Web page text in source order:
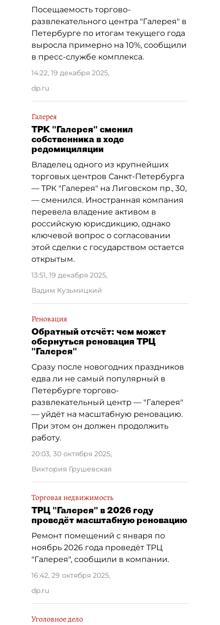
Посещаемость торгово-
развлекательного центра "Галерея" в
Петербурге по итогам текущего года
выросла примерно на 10%, сообщили
в пресс-службе комплекса.
14:22, 19 декабря 2025,
dp.ru
Галерея
ТРК "Галерея" сменил
собственника в ходе
редомициляции
Владелец одного из крупнейших
торговых центров Санкт-Петербурга
— ТРК "Галерея" на Лиговском пр., 30,
— сменился. Иностранная компания
перевела владение активом в
российскую юрисдикцию, однако
ключевой вопрос о согласовании
этой сделки с государством остается
открытым.
13:51, 19 декабря 2025,
Вадим Кузьмицкий
Реновация
Обратный отсчёт: чем может
обернуться реновация ТРЦ
"Галерея"
Сразу после новогодних праздников
едва ли не самый популярный в
Петербурге торгово-
развлекательный центр — "Галерея"
— уйдёт на масштабную реновацию.
При этом он должен продолжить
работу.
20:03, 30 октября 2025,
Виктория Грушевская
Торговая недвижимость
ТРЦ "Галерея" в 2026 году
проведёт масштабную реновацию
Ремонт помещений с января по
ноябрь 2026 года проведёт ТРЦ
"Галерея", сообщили в компании.
16:42, 29 октября 2025,
dp.ru
Уголовное дело